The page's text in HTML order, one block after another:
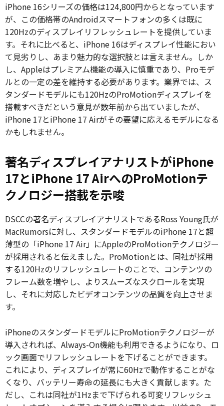
iPhone 16シリーズの価格は124,800円からとなっています
が、この価格帯のAndroidスマートフォンの多くは既に
120Hzのディスプレイリフレッシュレートを提供していま
す。それに比べると、iPhone 16はディスプレイ性能におい
て見劣りし、あまり魅力的な選択肢とは言えません。しか
し、Appleはプレミアム機能の導入に慎重であり、Proモデ
ルとの一定の差を維持する必要があります。業界では、ス
タンダードモデルにも120HzのProMotionディスプレイを
搭載すべきだという意見が数年前から出ていましたが、
iPhone 17とiPhone 17 Airがその要望に応えるモデルになる
かもしれません。
著名ディスプレイアナリストがiPhone
17とiPhone 17 AirへのProMotionテ
クノロジー搭載を示唆
DSCCの著名ディスプレイアナリストであるRoss Young氏が
MacRumorsに対し、スタンダードモデルのiPhone 17と超
薄型の「iPhone 17 Air」にAppleのProMotionテクノロジー
が採用されると伝えました。ProMotionとは、同社が採用
する120Hzのリフレッシュレートのことで、コンテンツの
フレーム数を増やし、よりスムーズなスクロールを実現
し、それに対応したビデオコンテンツの品質を向上させま
す。
iPhoneのスタンダードモデルにProMotionテクノロジーが
導入されれば、Always-On機能も利用できるようになり、ロ
ック画面でリフレッシュレートを下げることができます。
これにより、ディスプレイが常に60Hzで動作することがな
くなり、バッテリー寿命の延長にも大きく貢献します。た
だし、これは同社が1Hzまで下げられる可変リフレッシュ